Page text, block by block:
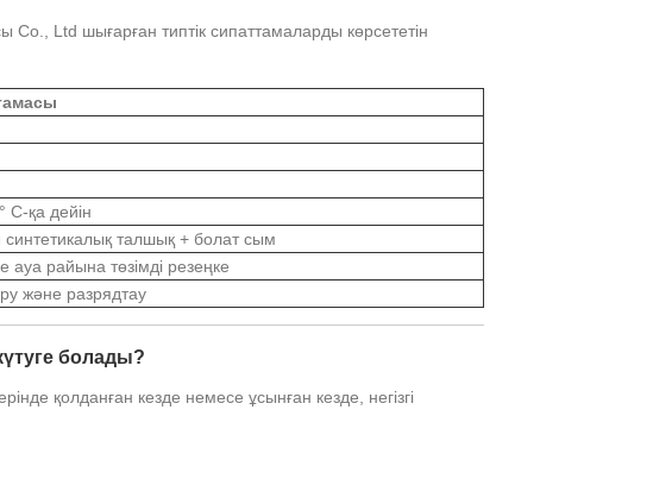
Ltd шығарған типтік сипаттамаларды көрсететін
C-қа дейін
синтетикалық талшық + болат сым
ауа райына төзімді резеңке
және разрядтау
болады?
қолданған кезде немесе ұсынған кезде, негізгі